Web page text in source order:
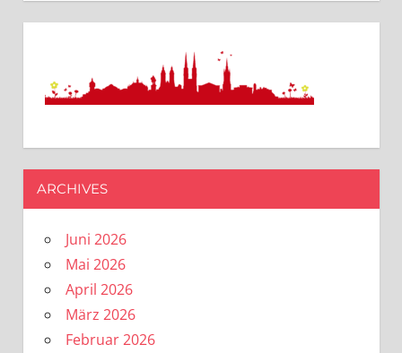
ARCHIVES
Juni 2026
Mai 2026
April 2026
März 2026
Februar 2026